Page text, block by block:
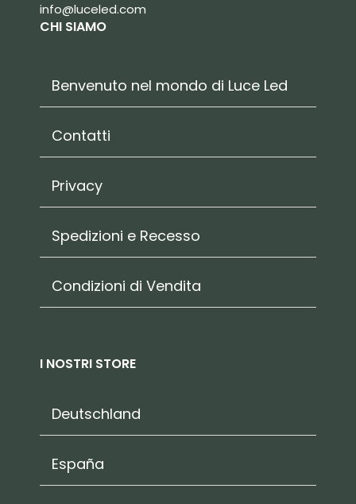
info@luceled.com
CHI SIAMO
Benvenuto nel mondo di Luce Led
Contatti
Privacy
Spedizioni e Recesso
Condizioni di Vendita
I NOSTRI STORE
Deutschland
España